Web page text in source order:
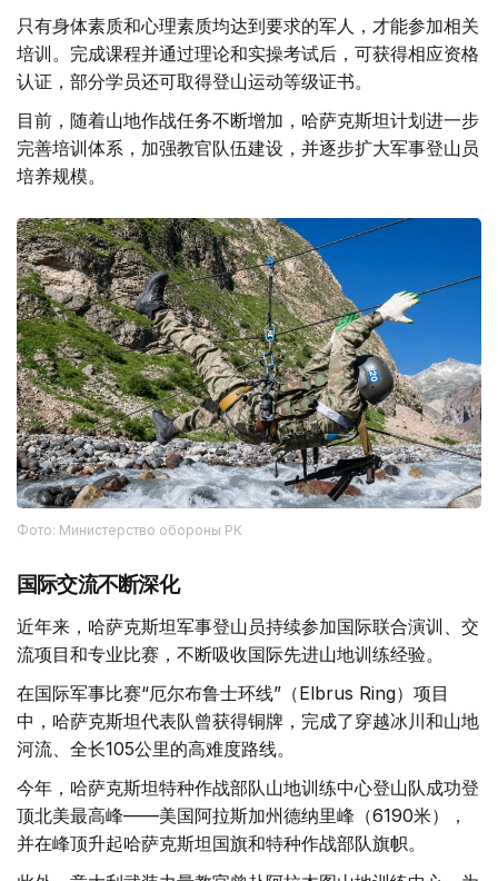
只有身体素质和心理素质均达到要求的军人，才能参加相关
培训。完成课程并通过理论和实操考试后，可获得相应资格
认证，部分学员还可取得登山运动等级证书。
目前，随着山地作战任务不断增加，哈萨克斯坦计划进一步
完善培训体系，加强教官队伍建设，并逐步扩大军事登山员
培养规模。
Фото: Министерство обороны РК
国际交流不断深化
近年来，哈萨克斯坦军事登山员持续参加国际联合演训、交
流项目和专业比赛，不断吸收国际先进山地训练经验。
在国际军事比赛“厄尔布鲁士环线”（Elbrus Ring）项目
中，哈萨克斯坦代表队曾获得铜牌，完成了穿越冰川和山地
河流、全长105公里的高难度路线。
今年，哈萨克斯坦特种作战部队山地训练中心登山队成功登
顶北美最高峰——美国阿拉斯加州德纳里峰（6190米），
并在峰顶升起哈萨克斯坦国旗和特种作战部队旗帜。